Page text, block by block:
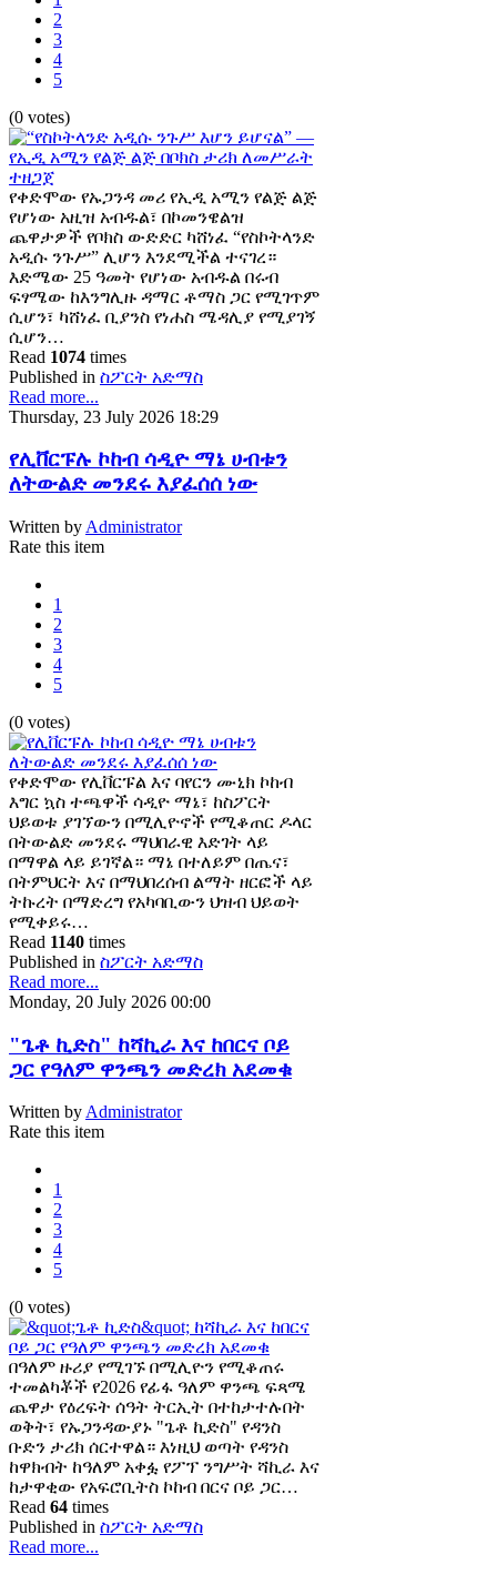
2
3
4
5
(0 votes)
የቀድሞው የኡጋንዳ መሪ የኢዲ አሚን የልጅ ልጅ
የሆነው አዚዝ አብዱል፣ በኮመንዌልዝ
ጨዋታዎች የቦክስ ውድድር ካሸነፈ “የስኮትላንድ
አዲሱ ንጉሥ” ሊሆን እንደሚችል ተናገረ።
እድሜው 25 ዓመት የሆነው አብዱል በሩብ
ፍፃሜው ከእንግሊዙ ዳማር ቶማስ ጋር የሚገጥም
ሲሆን፣ ካሸነፈ ቢያንስ የነሐስ ሜዳሊያ የሚያገኝ
ሲሆን…
Read 1074 times
Published in ስፖርት አድማስ
Read more...
Thursday, 23 July 2026 18:29
የሊቨርፑሉ ኮከብ ሳዲዮ ማኔ ሀብቱን
ለትውልድ መንደሩ እያፈሰሰ ነው
Written by Administrator
Rate this item
1
2
3
4
5
(0 votes)
የቀድሞው የሊቨርፑል እና ባየርን ሙኒክ ኮከብ
እግር ኳስ ተጫዋች ሳዲዮ ማኔ፣ ከስፖርት
ህይወቱ ያገኘውን በሚሊዮኖች የሚቆጠር ዶላር
በትውልድ መንደሩ ማህበራዊ እድገት ላይ
በማዋል ላይ ይገኛል። ማኔ በተለይም በጤና፣
በትምህርት እና በማህበረሰብ ልማት ዘርፎች ላይ
ትኩረት በማድረግ የአካባቢውን ህዝብ ህይወት
የሚቀይሩ…
Read 1140 times
Published in ስፖርት አድማስ
Read more...
Monday, 20 July 2026 00:00
"ጌቶ ኪድስ" ከሻኪራ እና ከበርና ቦይ
ጋር የዓለም ዋንጫን መድረክ አደመቁ
Written byAdministrator
Rate this item
1
2
3
4
5
(0 votes)
በዓለም ዙሪያ የሚገኙ በሚሊዮን የሚቆጠሩ
ተመልካቾች የ2026 የፊፋ ዓለም ዋንጫ ፍጻሜ
ጨዋታ የዕረፍት ሰዓት ትርኢት በተከታተሉበት
ወቅት፣ የኡጋንዳውያኑ "ጌቶ ኪድስ" የዳንስ
ቡድን ታሪክ ሰርተዋል። እነዚህ ወጣት የዳንስ
ከዋክብት ከዓለም አቀፏ የፖፕ ንግሥት ሻኪራ እና
ከታዋቂው የአፍሮቢትስ ኮከብ በርና ቦይ ጋር…
Read 64 times
Published in ስፖርት አድማስ
Read more...